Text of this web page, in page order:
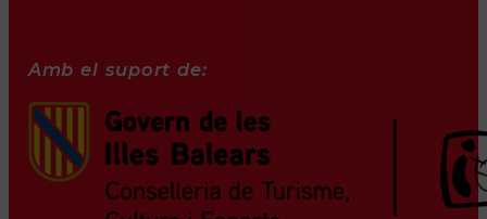
Amb el suport de: